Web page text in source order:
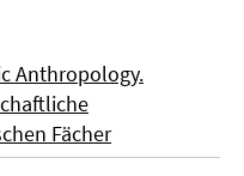
Anthropology.
Fächer